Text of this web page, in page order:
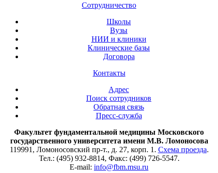
Сотрудничество
Школы
Вузы
НИИ и клиники
Клинические базы
Договора
Контакты
Адрес
Поиск сотрудников
Обратная связь
Пресс-служба
Факультет фундаментальной медицины Московского
государственного университета имени М.В. Ломоносова
119991, Ломоносовский пр-т., д. 27, корп. 1. Схема проезда.
Тел.: (495) 932-8814, Факс: (499) 726-5547.
E-mail: info@fbm.msu.ru